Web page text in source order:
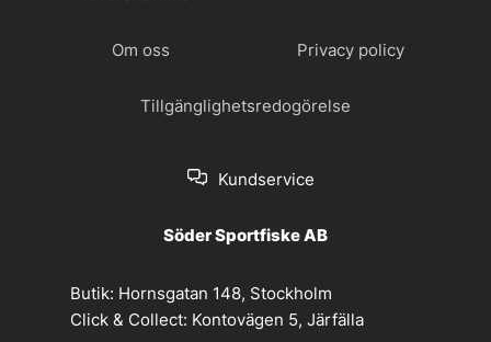
Om oss Privacy policy
Tillgänglighetsredogörelse
Kundservice
Söder Sportfiske AB
Butik: Hornsgatan 148, Stockholm
Click & Collect: Kontovägen 5, Järfälla